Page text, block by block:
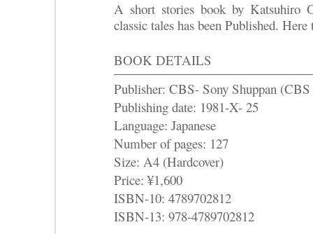
A short stories book by Katsuhiro
classic tales has been Published.
BOOK DETAILS
Publisher: CBS- Sony Shuppan
Publishing date: 1981-X- 25
Language: Japanese
Number of pages: 127
Size: A4 (Hardcover)
Price: ¥1,600
ISBN-10: 4789702812
ISBN-13: 978-4789702812